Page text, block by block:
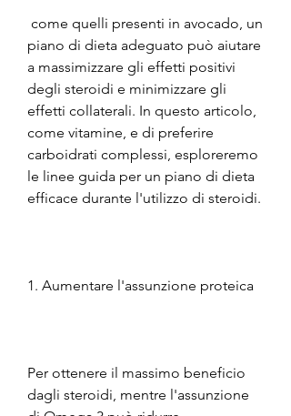
piano di dieta adeguato può aiutare
a massimizzare gli effetti positivi
degli steroidi e minimizzare gli
effetti collaterali. In questo articolo,
come vitamine, e di preferire
carboidrati complessi, esploreremo
le linee guida per un piano di dieta
efficace durante l'utilizzo di steroidi.
1. Aumentare l'assunzione proteica
Per ottenere il massimo beneficio
dagli steroidi, mentre l'assunzione